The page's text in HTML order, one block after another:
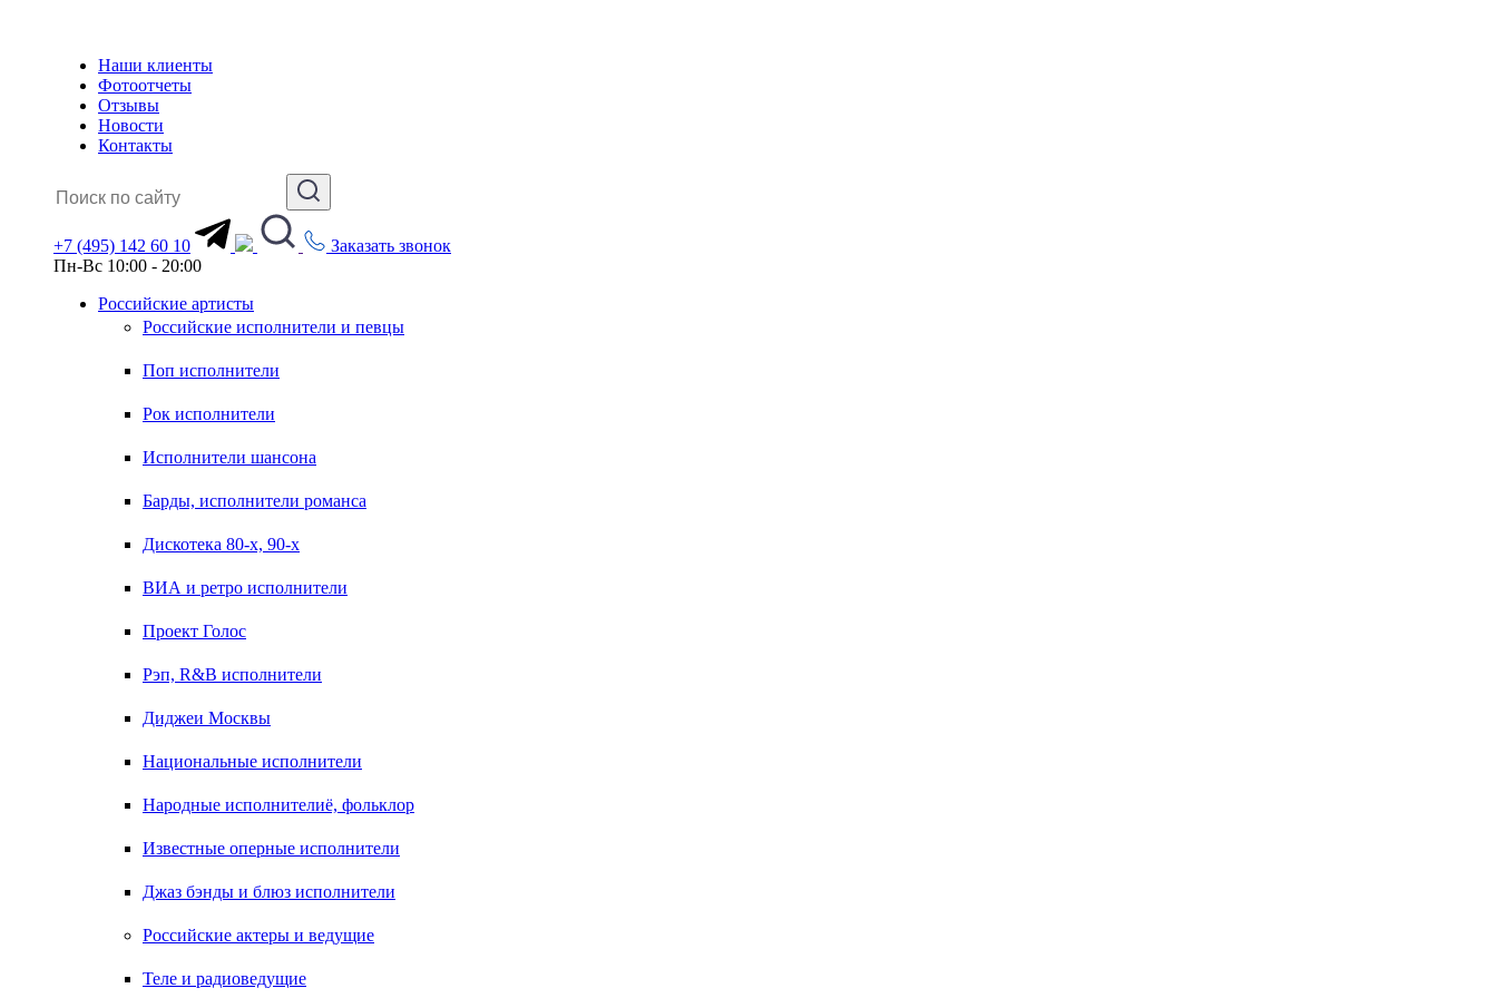
Наши клиенты
Фотоотчеты
Отзывы
Новости
Контакты
+7 (495) 142 60 10
Заказать звонок
Пн-Вс 10:00 - 20:00
Российские артисты
Российские исполнители и певцы
Поп исполнители
Рок исполнители
Исполнители шансона
Барды, исполнители романса
Дискотека 80-х, 90-х
ВИА и ретро исполнители
Проект Голос
Рэп, R&B исполнители
Диджеи Москвы
Национальные исполнители
Народные исполнителиё, фольклор
Известные оперные исполнители
Джаз бэнды и блюз исполнители
Российские актеры и ведущие
Теле и радиоведущие